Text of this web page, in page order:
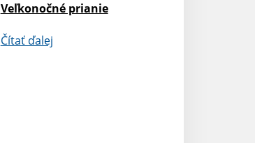
Veľkonočné prianie
Čítať ďalej